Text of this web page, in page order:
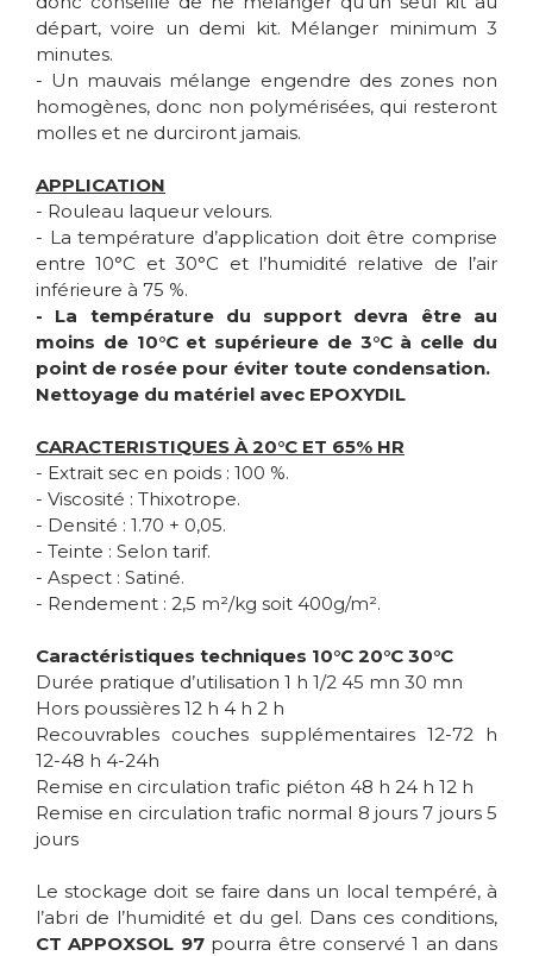
départ, voire un demi kit. Mélanger minimum 3
minutes.
- Un mauvais mélange engendre des zones non
homogènes, donc non polymérisées, qui resteront
molles et ne durciront jamais.
APPLICATION
- Rouleau laqueur velours.
- La température d’application doit être comprise
entre 10°C et 30°C et l’humidité relative de l’air
inférieure à 75 %.
- La température du support devra être au
moins de 10°C et supérieure de 3°C à celle du
point de rosée pour éviter toute condensation.
Nettoyage du matériel avec EPOXYDIL
CARACTERISTIQUES À 20°C ET 65% HR
- Extrait sec en poids : 100 %.
- Viscosité : Thixotrope.
- Densité : 1.70 + 0,05.
- Teinte : Selon tarif.
- Aspect : Satiné.
- Rendement : 2,5 m²/kg soit 400g/m².
Caractéristiques techniques 10°C 20°C 30°C
Durée pratique d’utilisation 1 h 1/2 45 mn 30 mn
Hors poussières 12 h 4 h 2 h
Recouvrables couches supplémentaires 12-72 h
12-48 h 4-24h
Remise en circulation trafic piéton 48 h 24 h 12 h
Remise en circulation trafic normal 8 jours 7 jours 5
jours
Le stockage doit se faire dans un local tempéré, à
l’abri de l’humidité et du gel. Dans ces conditions,
CT APPOXSOL 97pourra être conservé 1 an dans